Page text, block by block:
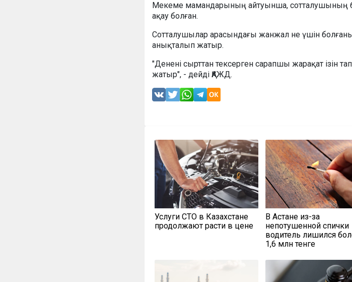
Мекеме мамандарының айтуынша, сотталушының
ақау болған.
Сотталушылар арасындағы жанжал не үшін
анықталып жатыр.
"Денені сырттан тексерген сарапшы жарақат ізін
жатыр", - дейді ҚАЖД.
Услуги СТО в Казахстане
продолжают расти в цене
В Астане из-за
непотушенной спички
водитель лишился
1,6 млн тенге